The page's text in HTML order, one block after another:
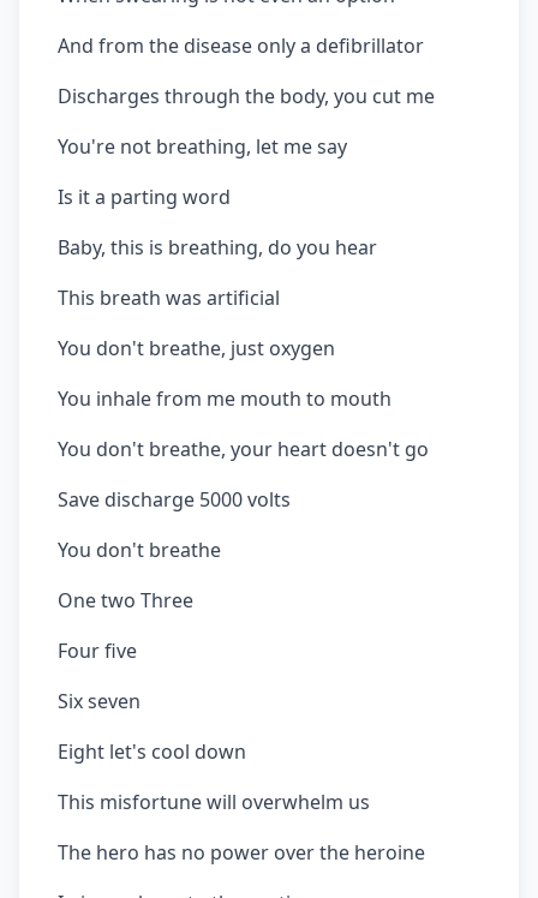
And from the disease only a defibrillator
Discharges through the body, you cut me
You're not breathing, let me say
Is it a parting word
Baby, this is breathing, do you hear
This breath was artificial
You don't breathe, just oxygen
You inhale from me mouth to mouth
You don't breathe, your heart doesn't go
Save discharge 5000 volts
You don't breathe
One two Three
Four five
Six seven
Eight let's cool down
This misfortune will overwhelm us
The hero has no power over the heroine